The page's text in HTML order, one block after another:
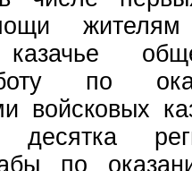
казачье
по
войсковых
десятка
по